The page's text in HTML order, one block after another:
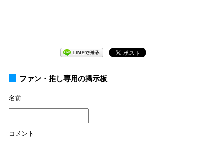
ファン・推し専用の掲示板
名前
コメント